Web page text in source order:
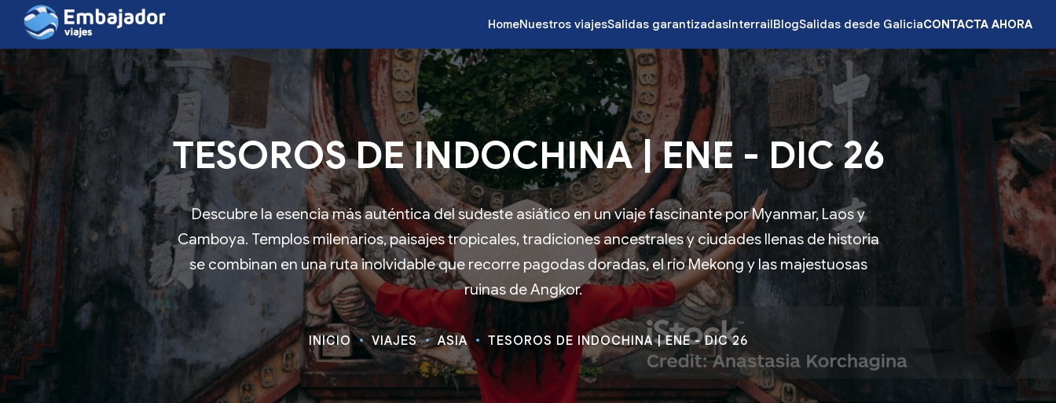
HomeNuestros viajesSalidas garantizadasInterrailBlogSalidas desde GaliciaCONTACTA AHORA
TESOROS DE INDOCHINA | ENE - DIC 26
Descubre la esencia más auténtica del sudeste asiático en un viaje fascinante por Myanmar, Laos y
Camboya. Templos milenarios, paisajes tropicales, tradiciones ancestrales y ciudades llenas de historia
se combinan en una ruta inolvidable que recorre pagodas doradas, el río Mekong y las majestuosas
ruinas de Angkor.
INICIO VIAJES ASIA TESOROS DE INDOCHINA | ENE - DIC 26